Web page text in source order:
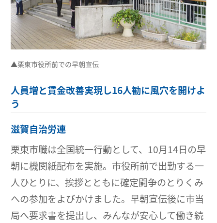
▲栗東市役所前での早朝宣伝
人員増と賃金改善実現し16人勧に風穴を開けよ
う
滋賀自治労連
栗東市職は全国統一行動として、10月14日の早
朝に機関紙配布を実施。市役所前で出勤する一
人ひとりに、挨拶とともに確定闘争のとりくみ
への参加をよびかけました。早朝宣伝後に市当
局へ要求書を提出し、みんなが安心して働き続